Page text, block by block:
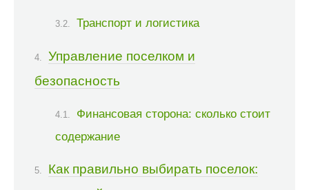
Транспорт и логистика
Управление поселком и
безопасность
Финансовая сторона: сколько стоит
содержание
Как правильно выбирать поселок: